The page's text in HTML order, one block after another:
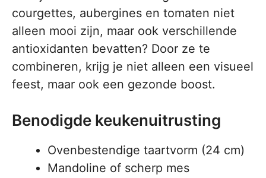
courgettes, aubergines en tomaten niet
alleen mooi zijn, maar ook verschillende
antioxidanten bevatten? Door ze te
combineren, krijg je niet alleen een visueel
feest, maar ook een gezonde boost.
Benodigde keukenuitrusting
Ovenbestendige taartvorm (24 cm)
Mandoline of scherp mes